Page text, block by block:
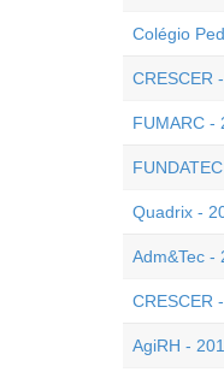
Colégio
CRESCER
FUMARC -
Quadrix -
Adm&Tec -
CRESCER
AgiRH -